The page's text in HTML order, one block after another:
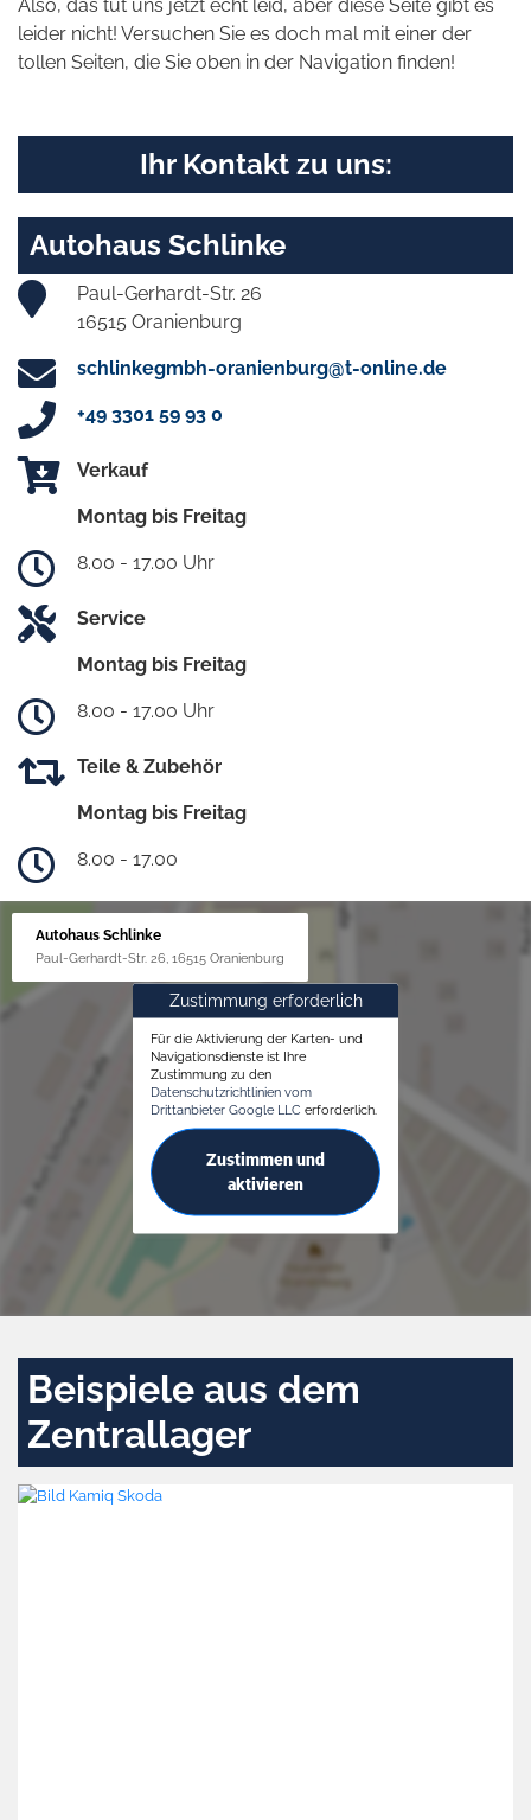
Also, das tut uns jetzt echt leid, aber diese Seite gibt es
leider nicht! Versuchen Sie es doch mal mit einer der
tollen Seiten, die Sie oben in der Navigation finden!
Ihr Kontakt zu uns:
Autohaus Schlinke
Paul-Gerhardt-Str. 26
16515 Oranienburg
schlinkegmbh-oranienburg@t-online.de
+49 3301 59 93 0
Verkauf
Montag bis Freitag
8.00 - 17.00 Uhr
Service
Montag bis Freitag
8.00 - 17.00 Uhr
Teile & Zubehör
Montag bis Freitag
8.00 - 17.00
Autohaus Schlinke
Paul-Gerhardt-Str. 26, 16515 Oranienburg
Zustimmung erforderlich
Für die Aktivierung der Karten- und
Navigationsdienste ist Ihre
Zustimmung zu den
Datenschutzrichtlinien vom
Drittanbieter Google LLC erforderlich.
Zustimmen und
aktivieren
Beispiele aus dem
Zentrallager